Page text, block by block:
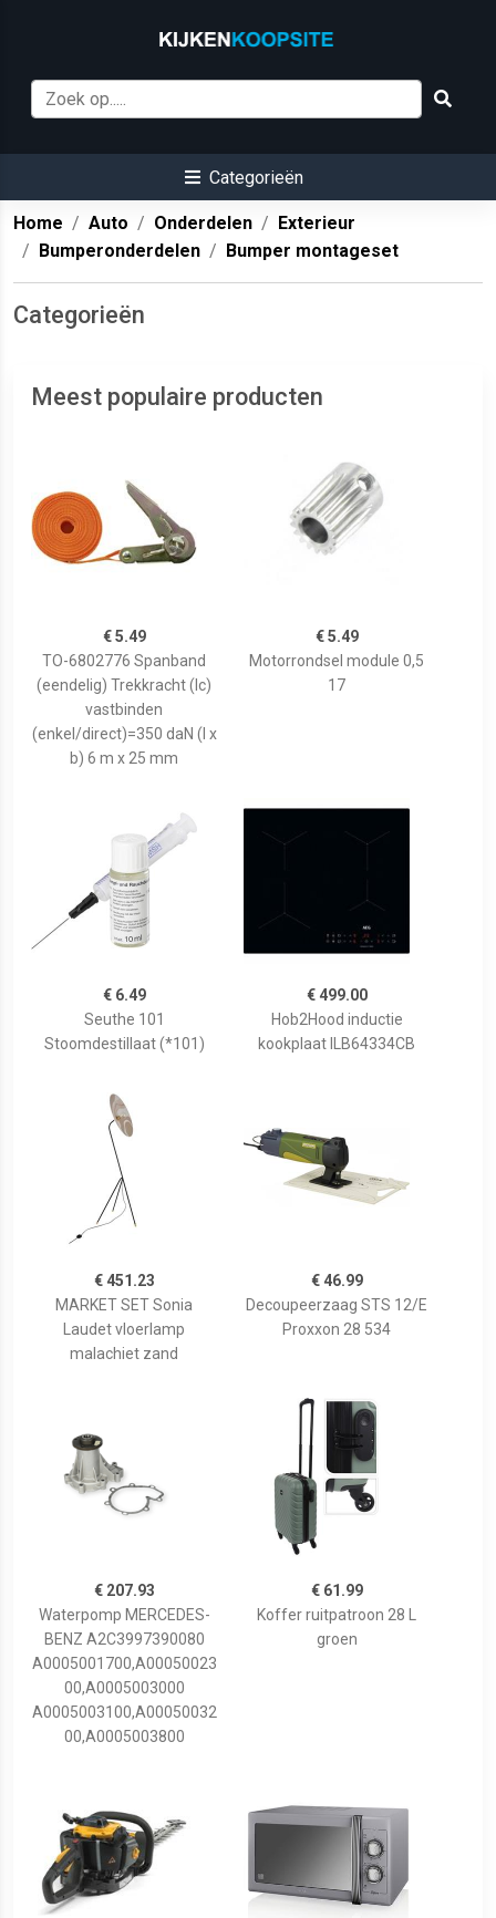
Categorieën
Home Auto Onderdelen
Exterieur
Bumperonderdelen
Bumper montageset
Categorieën
Meest populaire producten
€ 5.49
TO-6802776 Spanband
(eendelig) Trekkracht (lc)
vastbinden
(enkel/direct)=350 daN (l x
b) 6 m x 25 mm
€ 5.49
Motorrondsel module 0,5
17
€ 6.49
Seuthe 101
Stoomdestillaat (*101)
€ 499.00
Hob2Hood inductie
kookplaat ILB64334CB
€ 451.23
MARKET SET Sonia
Laudet vloerlamp
malachiet zand
€ 46.99
Decoupeerzaag STS 12/E
Proxxon 28 534
€ 207.93
Waterpomp MERCEDES-
BENZ A2C3997390080
A0005001700,A00050023
00,A0005003000
A0005003100,A00050032
00,A0005003800
€ 61.99
Koffer ruitpatroon 28 L
groen